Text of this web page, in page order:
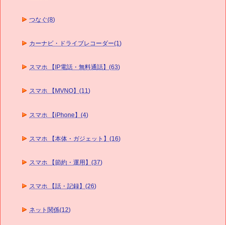
つなぐ(8)
カーナビ・ドライブレコーダー(1)
スマホ 【IP電話・無料通話】(63)
スマホ 【MVNO】(11)
スマホ 【iPhone】(4)
スマホ 【本体・ガジェット】(16)
スマホ 【節約・運用】(37)
スマホ 【話・記録】(26)
ネット関係(12)